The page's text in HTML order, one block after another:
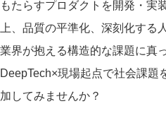
もたらすプロダクトを開発・実
上、品質の平準化、深刻化する
業界が抱える構造的な課題に真
DeepTech×現場起点で社会課題
加してみませんか？